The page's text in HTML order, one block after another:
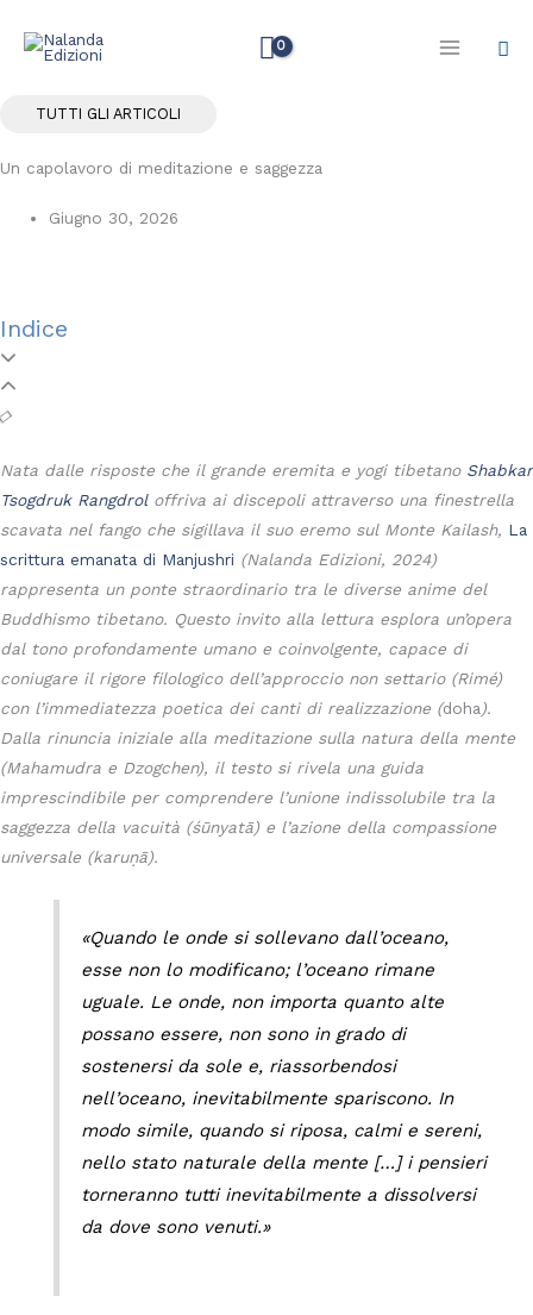
TUTTI GLI ARTICOLI
Un capolavoro di meditazione e saggezza
Giugno 30, 2026
Indice
Nata dalle risposte che il grande eremita e yogi tibetano Shabkar
Tsogdruk Rangdrol offriva ai discepoli attraverso una finestrella
scavata nel fango che sigillava il suo eremo sul Monte Kailash, La
scrittura emanata di Manjushri (Nalanda Edizioni, 2024)
rappresenta un ponte straordinario tra le diverse anime del
Buddhismo tibetano. Questo invito alla lettura esplora un’opera
dal tono profondamente umano e coinvolgente, capace di
coniugare il rigore filologico dell’approccio non settario (Rimé)
con l’immediatezza poetica dei canti di realizzazione (doha ).
Dalla rinuncia iniziale alla meditazione sulla natura della mente
(Mahamudra e Dzogchen), il testo si rivela una guida
imprescindibile per comprendere l’unione indissolubile tra la
saggezza della vacuità (śūnyatā) e l’azione della compassione
universale (karuṇā).
«Quando le onde si sollevano dall’oceano,
esse non lo modificano; l’oceano rimane
uguale. Le onde, non importa quanto alte
possano essere, non sono in grado di
sostenersi da sole e, riassorbendosi
nell’oceano, inevitabilmente spariscono. In
modo simile, quando si riposa, calmi e sereni,
nello stato naturale della mente […] i pensieri
torneranno tutti inevitabilmente a dissolversi
da dove sono venuti.»